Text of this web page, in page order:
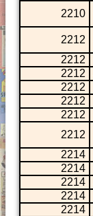
2210
2212
2212
2212
2212
2212
2212
2212
2214
2214
2214
2214
2214